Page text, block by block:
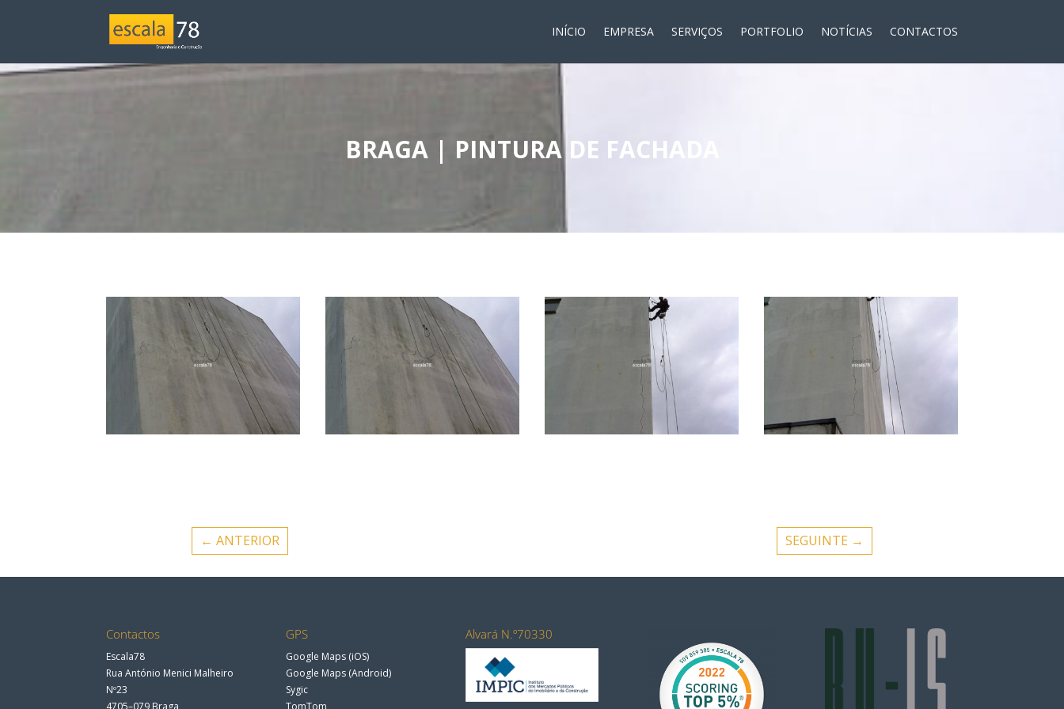
INÍCIO EMPRESA SERVIÇOS PORTFOLIO NOTÍCIAS CONTACTOS
BRAGA | PINTURA DE FACHADA
← ANTERIOR SEGUINTE →
Contactos
Escala78
Rua António Menici Malheiro
Nº23
4705–079 Braga
GPS
Google Maps (iOS)
Google Maps (Android)
Sygic
TomTom
Alvará N.º70330